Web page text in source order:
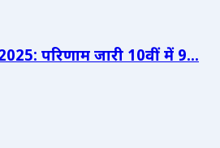
परिणाम जारी 10वीं में 9...